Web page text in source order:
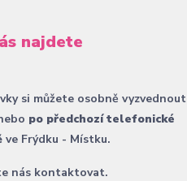
najdete
si můžete osobně vyzvednout
po předchozí telefonické
ve Frýdku - Místku.
nás kontaktovat.